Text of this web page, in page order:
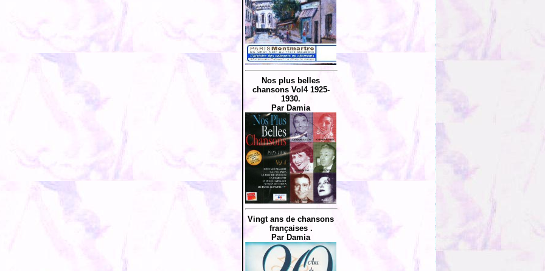
Nos plus belles
chansons Vol4 1925-
1930.
Par Damia
Vingt ans de chansons
françaises .
Par Damia